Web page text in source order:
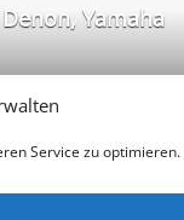
Service zu optimieren.
Yamaha